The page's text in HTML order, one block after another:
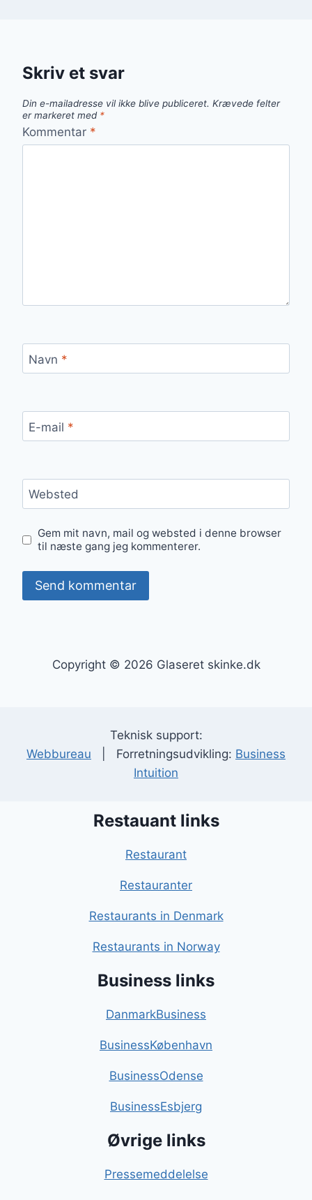
Skriv et svar
Din e-mailadresse vil ikke blive publiceret. Krævede felter
er markeret med *
Kommentar *
Navn *
E-mail *
Websted
Gem mit navn, mail og websted i denne browser
til næste gang jeg kommenterer.
Copyright © 2026 Glaseret skinke.dk
Teknisk support:
Webbureau | Forretningsudvikling: Business
Intuition
Restauant links
Restaurant
Restauranter
Restaurants in Denmark
Restaurants in Norway
Business links
DanmarkBusiness
BusinessKøbenhavn
BusinessOdense
BusinessEsbjerg
Øvrige links
Pressemeddelelse